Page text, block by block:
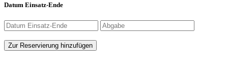
Datum Einsatz-Ende
Zur Reservierung hinzufügen